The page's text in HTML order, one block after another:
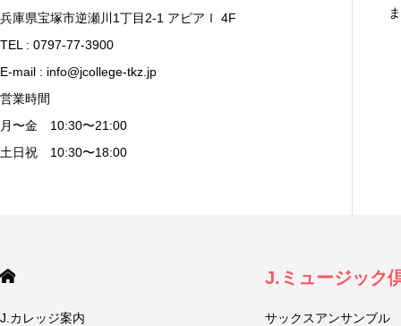
兵庫県宝塚市逆瀬川1丁目2-1 アピアⅠ 4F
TEL : 0797-77-3900
E-mail : info@jcollege-tkz.jp
営業時間
月〜金 10:30〜21:00
土日祝 10:30〜18:00
J.カレッジ案内
J.ミュージック
サックスアンサンブル